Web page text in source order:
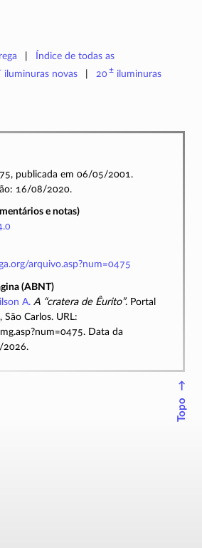
Índice de todas as
iluminuras novas 20±iluminuras
publicada em 06/05/2001.
16/08/2020.
e notas)
arquivo.asp?num=0475
(ABNT)
A. A “cratera de Êurito”. Portal
Carlos. URL:
Data da
2026.
↑
Topo